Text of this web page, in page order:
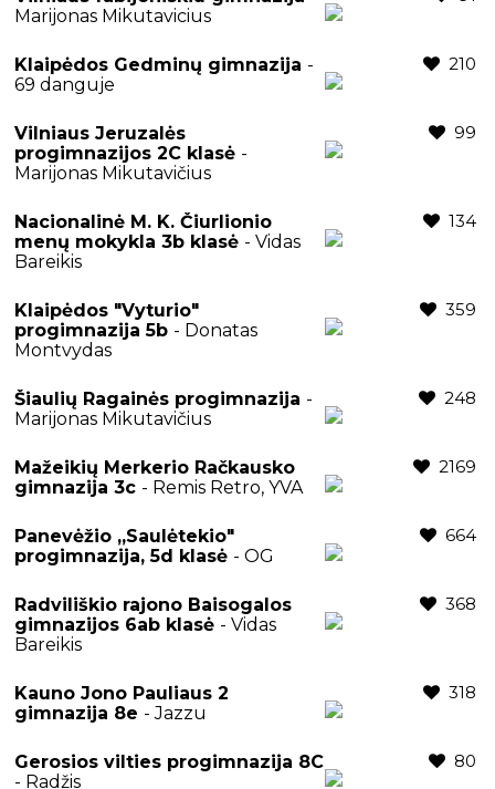
Marijonas Mikutavicius
Klaipėdos Gedminų gimnazija -
69 danguje
210
Vilniaus Jeruzalės
progimnazijos 2C klasė -
Marijonas Mikutavičius
99
Nacionalinė M. K. Čiurlionio
menų mokykla 3b klasė - Vidas
Bareikis
134
Klaipėdos "Vyturio"
progimnazija 5b - Donatas
Montvydas
359
Šiaulių Ragainės progimnazija -
Marijonas Mikutavičius
248
Mažeikių Merkerio Račkausko
gimnazija 3c - Remis Retro, YVA
2169
Panevėžio ,,Saulėtekio"
progimnazija, 5d klasė - OG
664
Radviliškio rajono Baisogalos
gimnazijos 6ab klasė - Vidas
Bareikis
368
Kauno Jono Pauliaus 2
gimnazija 8e - Jazzu
318
Gerosios vilties progimnazija 8C
- Radžis
80